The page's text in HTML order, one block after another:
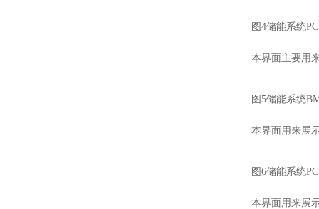
图4储能系统
本界面主要用
图5储能系统
本界面用来展
图6储能系统
本界面用来展